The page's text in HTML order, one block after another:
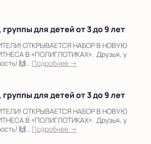
для детей от 3 до 9 лет
ОТКРЫВАЕТСЯ НАБОР В НОВУЮ
В «ПОЛИГЛОТИКАХ». Друзья, у
🙌... Подробнее →
для детей от 3 до 9 лет
ОТКРЫВАЕТСЯ НАБОР В НОВУЮ
В «ПОЛИГЛОТИКАХ». Друзья, у
🙌... Подробнее →